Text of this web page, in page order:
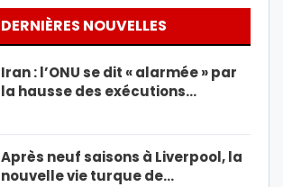
DERNIÈRES NOUVELLES
Iran : l’ONU se dit « alarmée » par
la hausse des exécutions…
Après neuf saisons à Liverpool, la
nouvelle vie turque de…